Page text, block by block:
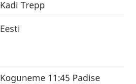
Kadi Trepp
Eesti
Koguneme 11:45 Padise